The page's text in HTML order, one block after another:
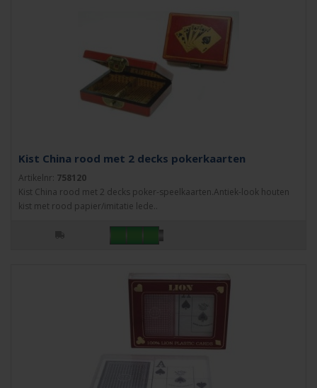
Kist China rood met 2 decks pokerkaarten
Artikelnr: 758120
Kist China rood met 2 decks poker-speelkaarten.Antiek-look houten
kist met rood papier/imitatie lede..